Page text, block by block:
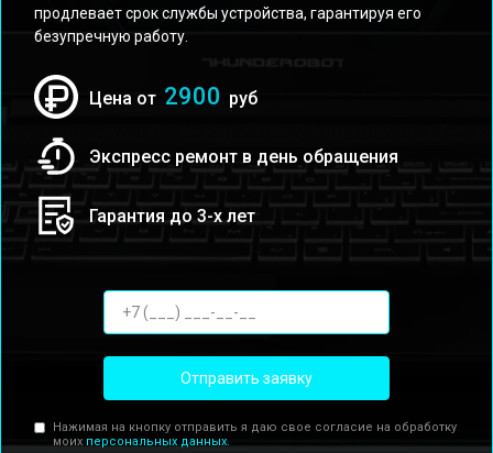
продлевает срок службы устройства, гарантируя его
безупречную работу.
Цена от 2900 руб
Экспресс ремонт в день обращения
Гарантия до 3-х лет
Отправить заявку
Нажимая на кнопку отправить я даю свое согласие на обработку
моих персональных данных.